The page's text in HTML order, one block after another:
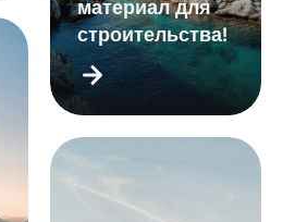
материал для
строительства!